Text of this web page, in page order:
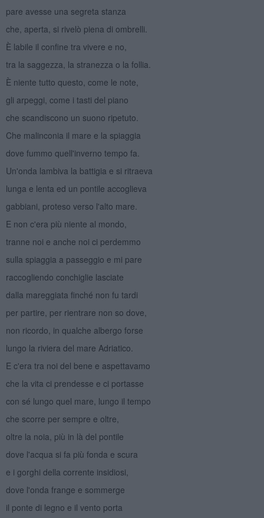
pare avesse una segreta stanza
che, aperta, si rivelò piena di ombrelli.
È labile il confine tra vivere e no,
tra la saggezza, la stranezza o la follia.
È niente tutto questo, come le note,
gli arpeggi, come i tasti del piano
che scandiscono un suono ripetuto.
Che malinconia il mare e la spiaggia
dove fummo quell'inverno tempo fa.
Un'onda lambiva la battigia e si ritraeva
lunga e lenta ed un pontile accoglieva
gabbiani, proteso verso l'alto mare.
E non c'era più niente al mondo,
tranne noi e anche noi ci perdemmo
sulla spiaggia a passeggio e mi pare
raccogliendo conchiglie lasciate
dalla mareggiata finché non fu tardi
per partire, per rientrare non so dove,
non ricordo, in qualche albergo forse
lungo la riviera del mare Adriatico.
E c'era tra noi del bene e aspettavamo
che la vita ci prendesse e ci portasse
con sé lungo quel mare, lungo il tempo
che scorre per sempre e oltre,
oltre la noia, più in là del pontile
dove l'acqua si fa più fonda e scura
e i gorghi della corrente insidiosi,
dove l'onda frange e sommerge
il ponte di legno e il vento porta